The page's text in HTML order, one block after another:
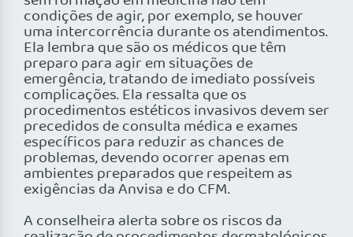
condições de agir, por exemplo, se houver
uma intercorrência durante os atendimentos.
Ela lembra que são os médicos que têm
preparo para agir em situações de
emergência, tratando de imediato possíveis
complicações. Ela ressalta que os
procedimentos estéticos invasivos devem ser
precedidos de consulta médica e exames
específicos para reduzir as chances de
problemas, devendo ocorrer apenas em
ambientes preparados que respeitem as
exigências da Anvisa e do CFM.
A conselheira alerta sobre os riscos da